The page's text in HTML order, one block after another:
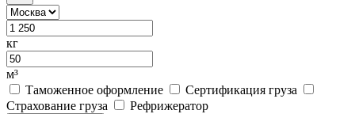
кг
м³
Таможенное оформление
Сертификация груза
Страхование груза
Рефрижератор